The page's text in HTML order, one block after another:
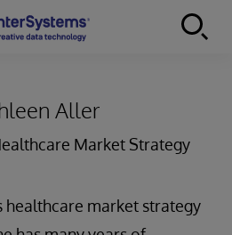
Aller
Market Strategy
healthcare market strategy